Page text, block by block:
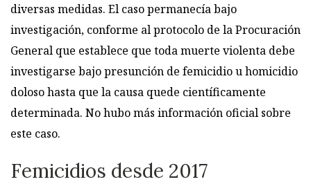
diversas medidas. El caso permanecía bajo
investigación, conforme al protocolo de la Procuración
General que establece que toda muerte violenta debe
investigarse bajo presunción de femicidio u homicidio
doloso hasta que la causa quede científicamente
determinada. No hubo más información oficial sobre
este caso.
Femicidios desde 2017